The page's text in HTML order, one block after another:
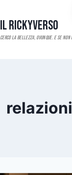
Il RickyVerso
relazioni